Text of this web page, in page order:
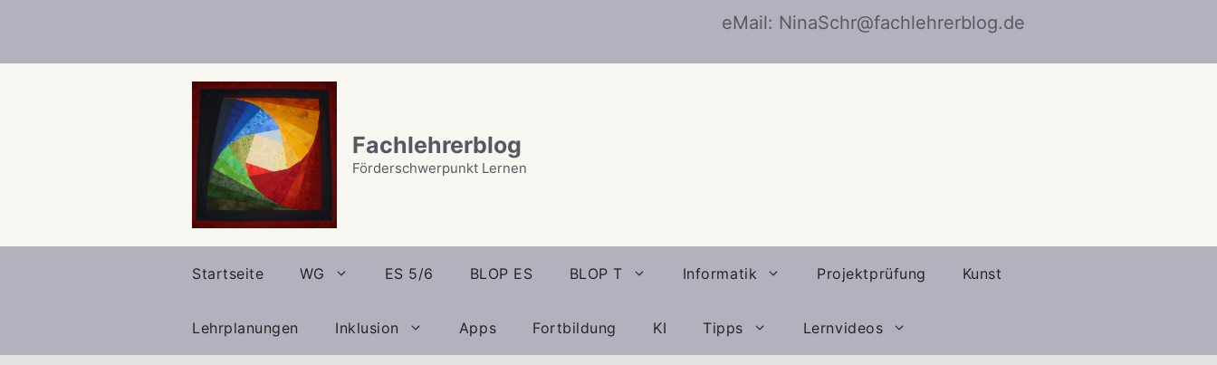
eMail: NinaSchr@fachlehrerblog.de
Fachlehrerblog
Förderschwerpunkt Lernen
Startseite WG ES 5/6 BLOP ES BLOP T Informatik Projektprüfung Kunst
Lehrplanungen Inklusion Apps Fortbildung KI Tipps Lernvideos